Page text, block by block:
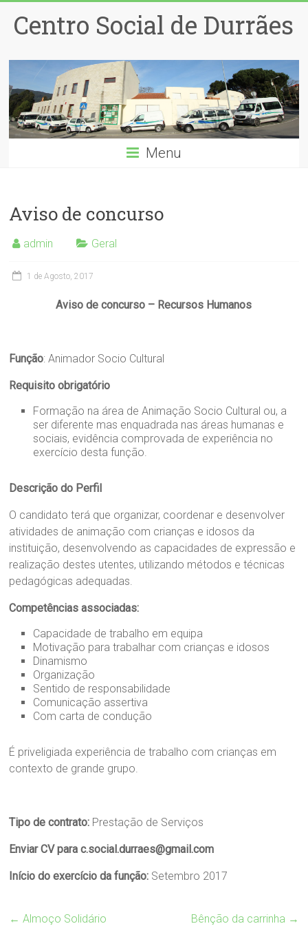
Centro Social de Durrães
Menu
Aviso de concurso
admin Geral
1 de Agosto, 2017
Aviso de concurso – Recursos Humanos
Função: Animador Socio Cultural
Requisito obrigatório
Formação na área de Animação Socio Cultural ou, a
ser diferente mas enquadrada nas áreas humanas e
sociais, evidência comprovada de experiência no
exercício desta função.
Descrição do Perfil
O candidato terá que organizar, coordenar e desenvolver
atividades de animação com crianças e idosos da
instituição, desenvolvendo as capacidades de expressão e
realização destes utentes, utilizando métodos e técnicas
pedagógicas adequadas.
Competências associadas:
Capacidade de trabalho em equipa
Motivação para trabalhar com crianças e idosos
Dinamismo
Organização
Sentido de responsabilidade
Comunicação assertiva
Com carta de condução
É priveligiada experiência de trabalho com crianças em
contexto de grande grupo.
Tipo de contrato: Prestação de Serviços
Enviar CV para c.social.durraes@gmail.com
Início do exercício da função: Setembro 2017
← Almoço Solidário Bênção da carrinha →